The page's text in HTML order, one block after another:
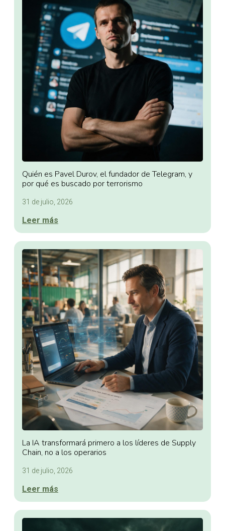
Quién es Pavel Durov, el fundador de Telegram, y
por qué es buscado por terrorismo
31 de julio, 2026
Leer más
La IA transformará primero a los líderes de Supply
Chain, no a los operarios
31 de julio, 2026
Leer más